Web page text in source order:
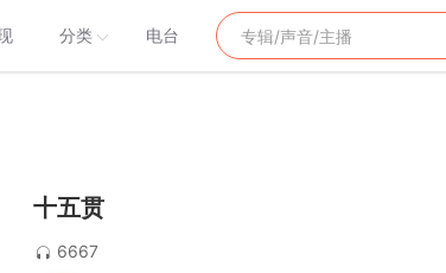
分类 电台
十五贯
6667